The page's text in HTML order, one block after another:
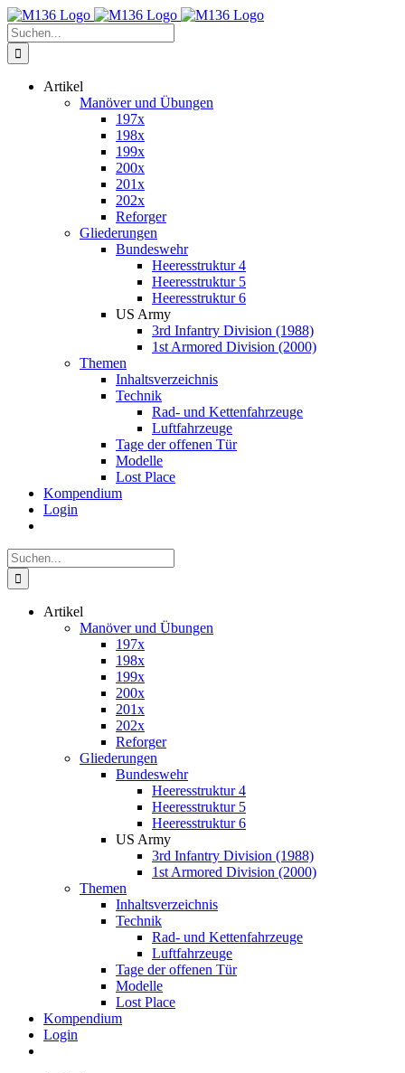
Zum
Inhalt
springen
Suche
nach:
Artikel
Manöver und Übungen
197x
198x
199x
200x
201x
202x
Reforger
Gliederungen
Bundeswehr
Heeresstruktur 4
Heeresstruktur 5
Heeresstruktur 6
US Army
3rd Infantry Division (1988)
1st Armored Division (2000)
Themen
Inhaltsverzeichnis
Technik
Rad- und Kettenfahrzeuge
Luftfahrzeuge
Tage der offenen Tür
Modelle
Lost Place
Kompendium
Login
Suche
nach:
Artikel
Manöver und Übungen
197x
198x
199x
200x
201x
202x
Reforger
Gliederungen
Bundeswehr
Heeresstruktur 4
Heeresstruktur 5
Heeresstruktur 6
US Army
3rd Infantry Division (1988)
1st Armored Division (2000)
Themen
Inhaltsverzeichnis
Technik
Rad- und Kettenfahrzeuge
Luftfahrzeuge
Tage der offenen Tür
Modelle
Lost Place
Kompendium
Login